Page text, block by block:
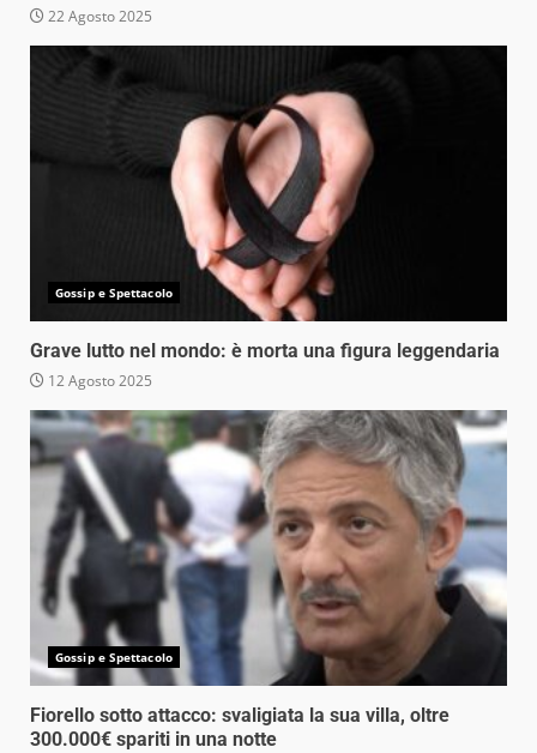
22 Agosto 2025
Gossip e Spettacolo
Grave lutto nel mondo: è morta una figura leggendaria
12 Agosto 2025
Gossip e Spettacolo
Fiorello sotto attacco: svaligiata la sua villa, oltre
300.000€ spariti in una notte